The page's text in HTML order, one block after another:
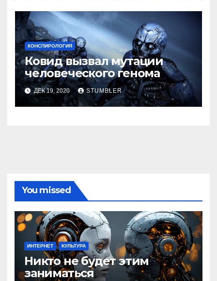
КОНСПИРОЛОГИЯ
Ковид вызвал мутации
человеческого генома
ДЕК 19, 2020 STUMBLER
You missed
ИНТЕРНЕТ КУЛЬТУРА
Никто не будет этим
заниматься